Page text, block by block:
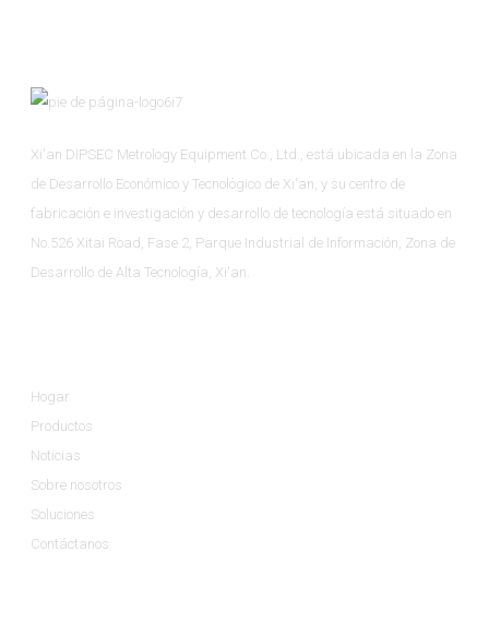
Xi'an DIPSEC Metrology Equipment Co., Ltd., está ubicada en la Zona
de Desarrollo Económico y Tecnológico de Xi'an, y su centro de
fabricación e investigación y desarrollo de tecnología está situado en
No.526 Xitai Road, Fase 2, Parque Industrial de Información, Zona de
Desarrollo de Alta Tecnología, Xi'an.
Hogar
Productos
Noticias
Sobre nosotros
Soluciones
Contáctanos